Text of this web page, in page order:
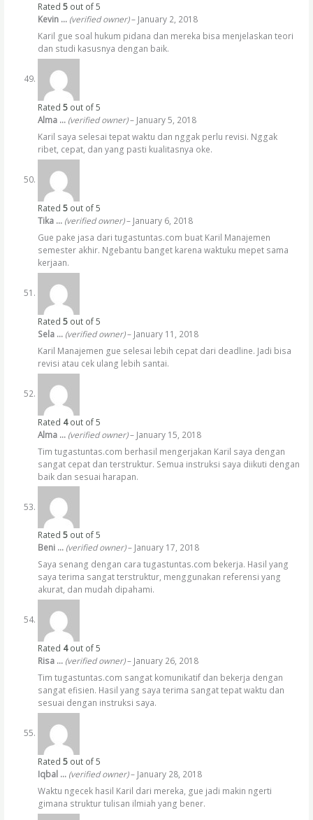
Rated 5out of 5
Kevin … (verified owner) – January 2, 2018
Karil gue soal hukum pidana dan mereka bisa menjelaskan teori
dan studi kasusnya dengan baik.
Rated 5out of 5
Alma … (verified owner) – January 5, 2018
Karil saya selesai tepat waktu dan nggak perlu revisi. Nggak
ribet, cepat, dan yang pasti kualitasnya oke.
Rated 5out of 5
Tika … (verified owner) – January 6, 2018
Gue pake jasa dari tugastuntas.com buat Karil Manajemen
semester akhir. Ngebantu banget karena waktuku mepet sama
kerjaan.
Rated 5out of 5
Sela … (verified owner) – January 11, 2018
Karil Manajemen gue selesai lebih cepat dari deadline. Jadi bisa
revisi atau cek ulang lebih santai.
Rated 4out of 5
Alma … (verified owner) – January 15, 2018
Tim tugastuntas.com berhasil mengerjakan Karil saya dengan
sangat cepat dan terstruktur. Semua instruksi saya diikuti dengan
baik dan sesuai harapan.
Rated 5out of 5
Beni … (verified owner) – January 17, 2018
Saya senang dengan cara tugastuntas.com bekerja. Hasil yang
saya terima sangat terstruktur, menggunakan referensi yang
akurat, dan mudah dipahami.
Rated 4out of 5
Risa … (verified owner) – January 26, 2018
Tim tugastuntas.com sangat komunikatif dan bekerja dengan
sangat efisien. Hasil yang saya terima sangat tepat waktu dan
sesuai dengan instruksi saya.
Rated 5out of 5
Iqbal … (verified owner) – January 28, 2018
Waktu ngecek hasil Karil dari mereka, gue jadi makin ngerti
gimana struktur tulisan ilmiah yang bener.